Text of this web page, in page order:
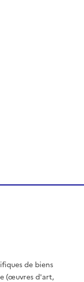
de biens
(œuvres d'art,